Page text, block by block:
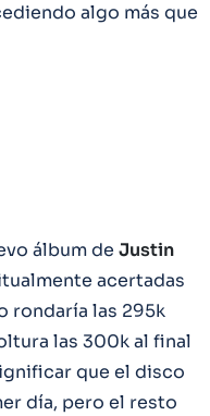
algo más que
álbum de Justin
acertadas
rondaría las 295k
las 300k al final
que el disco
día, pero el resto